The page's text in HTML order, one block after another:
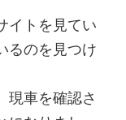
イトを見てい
るのを見つけ
現車を確認さ